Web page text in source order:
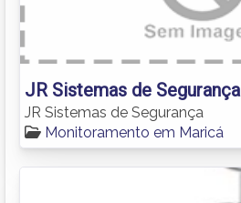
JR Sistemas de Segurança
JR Sistemas de Segurança
Monitoramento em Maricá